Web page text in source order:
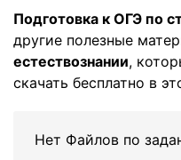
Подготовка к ОГЭ по
другие полезные
естествознании,
скачать бесплатно в
Нет Файлов по